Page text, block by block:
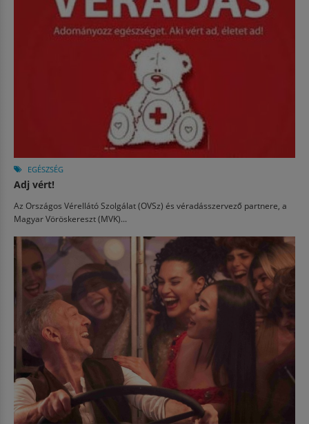
EGÉSZSÉG
Adj vért!
Az Országos Vérellátó Szolgálat (OVSz) és véradásszervező partnere, a
Magyar Vöröskereszt (MVK)...